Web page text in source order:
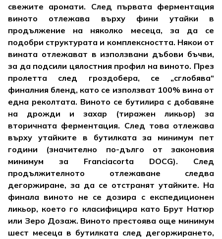
свежите аромати. След първата ферментация
виното отлежава върху фини утайки в
продължение на няколко месеца, за да се
подобри структурата и комплексността. Някои от
вината отлежават в използвани дъбови бъчви,
за да подсили цялостния профил на виното. През
пролетта след гроздобера, се „сглобява“
финалния бленд, като се използват 100% вина от
една реколтата. Виното се бутилира с добавяне
на дрожди и захар (тиражен ликьор) за
вторичната ферментация. След това отлежава
върху утайките в бутилката за минимум пет
години (значително по-дълго от законовия
минимум за Franciacorta DOCG). След
продължителното отлежаване следва
дегоржиране, за да се отстранят утайките. На
финала виното не се дозира с експедиционен
ликьор, което го класифицира като Брут Натюр
или Зеро Дозаж. Виното престоява още минимум
шест месеца в бутилката след дегоржирането,